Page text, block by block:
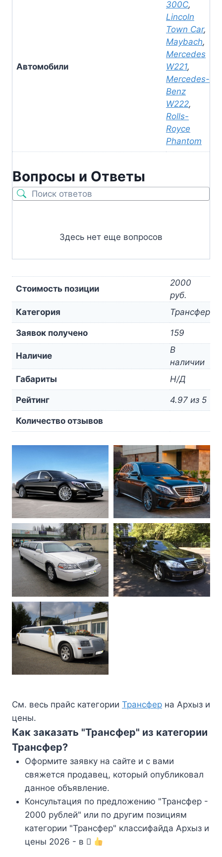
Автомобили
300C,
Lincoln
Town Car,
Maybach,
Mercedes
W221,
Mercedes-
Benz
W222,
Rolls-
Royce
Phantom
Вопросы и Ответы
Здесь нет еще вопросов
Стоимость позиции
2000
руб.
Категория
Трансфер
Заявок получено 159
Наличие
В
наличии
Габариты
Н/Д
Рейтинг 4.97 из 5
Количество отзывов
См. весь прайс категории Трансфер на Архыз и
цены.
Как заказать "Трансфер" из категории
Трансфер?
Оформите заявку на сайте и с вами
свяжется продавец, который опубликовал
данное объявление.
Консультация по предложению "Трансфер -
2000 рублей" или по другим позициям
категории "Трансфер" классифайда Архыз и
цены 2026 - в